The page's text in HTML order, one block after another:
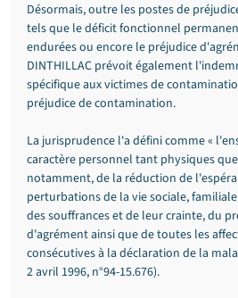
Désormais, outre les postes de
tels que le déficit fonctionnel
endurées ou encore le préjudice
DINTHILLAC prévoit également
spécifique aux victimes de
préjudice de contamination.
La jurisprudence l'a défini comme «
caractère personnel tant physiques
notamment, de la réduction de
perturbations de la vie sociale,
des souffrances et de leur crainte, du
d'agrément ainsi que de toutes les
consécutives à la déclaration de la
2 avril 1996, n°94-15.676).